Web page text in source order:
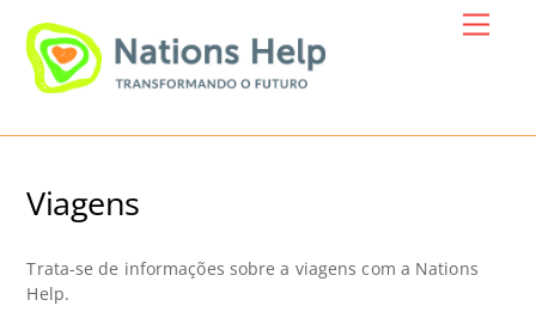
content
Menu
Viagens
Trata-se de informações sobre a viagens com a Nations
Help.